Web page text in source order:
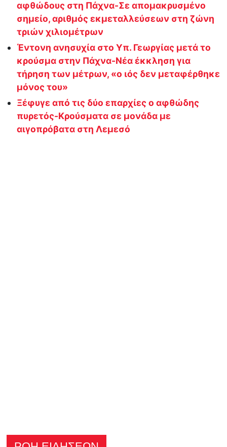
αφθώδους στη Πάχνα-Σε απομακρυσμένο
σημείο, αριθμός εκμεταλλεύσεων στη ζώνη
τριών χιλιομέτρων
Έντονη ανησυχία στο Υπ. Γεωργίας μετά το
κρούσμα στην Πάχνα-Νέα έκκληση για
τήρηση των μέτρων, «ο ιός δεν μεταφέρθηκε
μόνος του»
Ξέφυγε από τις δύο επαρχίες ο αφθώδης
πυρετός-Κρούσματα σε μονάδα με
αιγοπρόβατα στη Λεμεσό